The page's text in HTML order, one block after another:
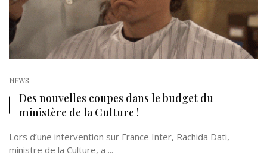
NEWS
Des nouvelles coupes dans le budget du
ministère de la Culture !
Lors d’une intervention sur France Inter, Rachida Dati,
ministre de la Culture, a ...